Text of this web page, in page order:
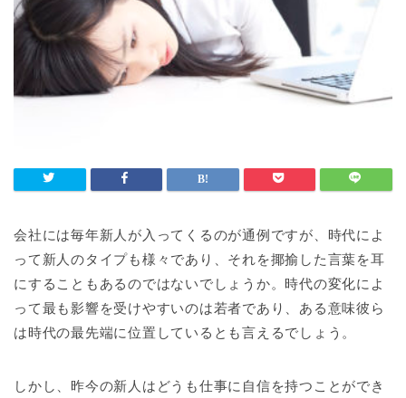
会社には毎年新人が入ってくるのが通例ですが、時代によ
って新人のタイプも様々であり、それを揶揄した言葉を耳
にすることもあるのではないでしょうか。時代の変化によ
って最も影響を受けやすいのは若者であり、ある意味彼ら
は時代の最先端に位置しているとも言えるでしょう。
しかし、昨今の新人はどうも仕事に自信を持つことができ